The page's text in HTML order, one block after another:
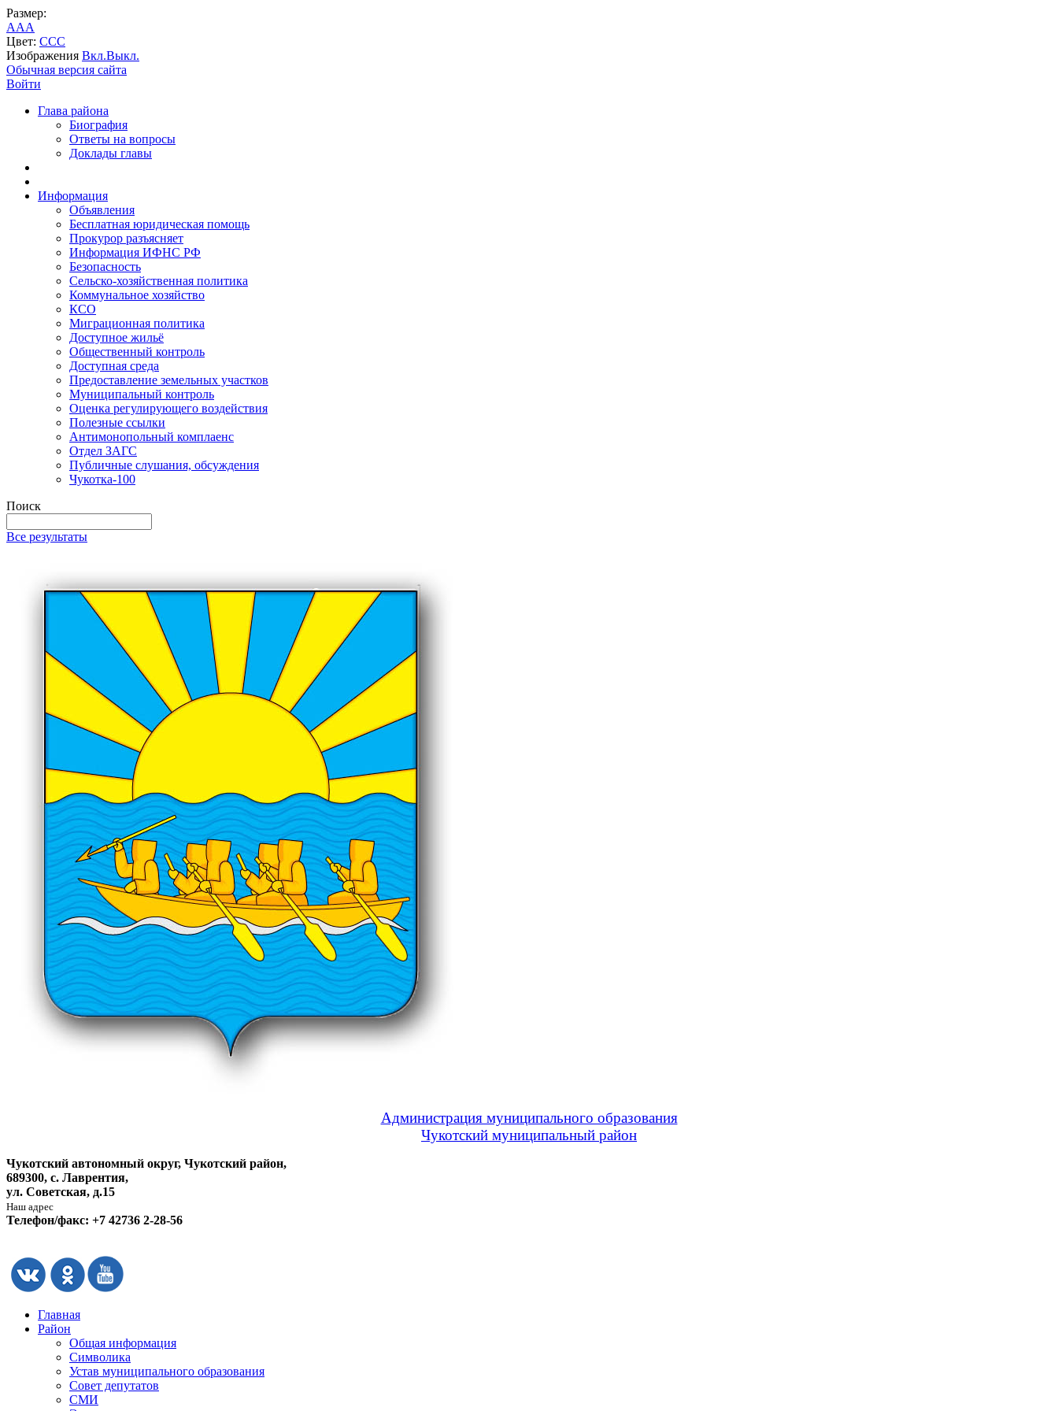
Размер:
AAA
Цвет: CCC
Изображения Вкл.Выкл.
Обычная версия сайта
Войти
Глава района
Биография
Ответы на вопросы
Доклады главы
Информация
Объявления
Бесплатная юридическая помощь
Прокурор разъясняет
Информация ИФНС РФ
Безопасность
Сельско-хозяйственная политика
Коммунальное хозяйство
КСО
Миграционная политика
Доступное жильё
Общественный контроль
Доступная среда
Предоставление земельных участков
Муниципальный контроль
Оценка регулирующего воздействия
Полезные ссылки
Антимонопольный комплаенс
Отдел ЗАГС
Публичные слушания, обсуждения
Чукотка-100
Поиск
Все результаты
Администрация муниципального образования
Чукотский муниципальный район
Чукотский автономный округ, Чукотский район,
689300, с. Лаврентия,
ул. Советская, д.15
Наш адрес
Телефон/факс: +7 42736 2-28-56
Главная
Район
Общая информация
Символика
Устав муниципального образования
Совет депутатов
СМИ